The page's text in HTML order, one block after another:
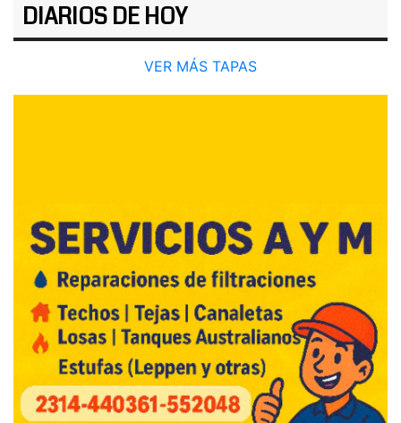
DIARIOS DE HOY
VER MÁS TAPAS